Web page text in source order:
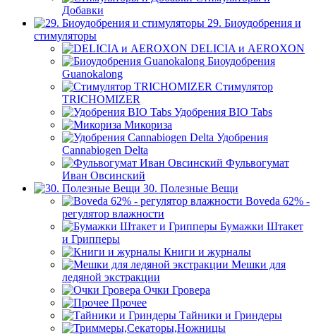
Добавки
29. Биоудобрения и
стимуляторы
DELICIA и AEROXON
Биоудобрения
Guanokalong
Стимулятор
TRICHOMIZER
Удобрения BIO Tabs
Микориза
Удобрения
Cannabiogen Delta
Фульвогумат
Иван Овсинский
30. Полезные Вещи
Boveda 62% -
регулятор влажности
Бумажки Штакет
и Грипперы
Книги и журналы
Мешки для
ледяной экстракции
Очки Гровера
Прочее
Тайники и Гриндеры